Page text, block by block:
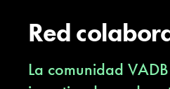
Red
La comunidad